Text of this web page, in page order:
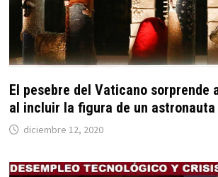
El pesebre del Vaticano sorprende
al incluir la figura de un astronauta
diciembre 12, 2020